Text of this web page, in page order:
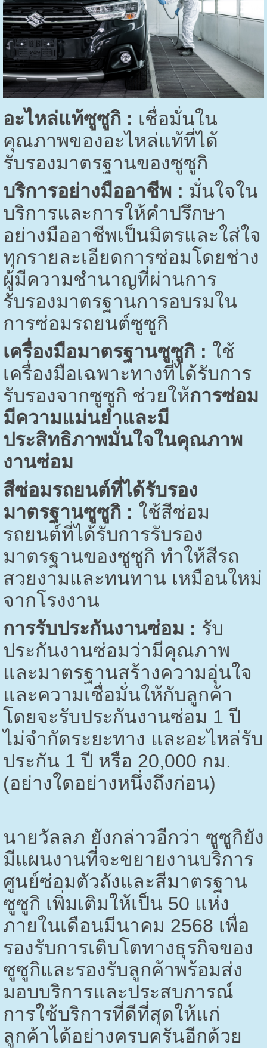
อะไหล่แท้ซูซูกิ : เชื่อมั่นใน
คุณภาพของอะไหล่แท้ที่ได้
รับรองมาตรฐานของซูซูกิ
บริการอย่างมืออาชีพ : มั่นใจใน
บริการและการให้คำปรึกษา
อย่างมืออาชีพเป็นมิตรและใส่ใจ
ทุกรายละเอียดการซ่อมโดยช่าง
ผู้มีความชำนาญที่ผ่านการ
รับรองมาตรฐานการอบรมใน
การซ่อมรถยนต์ซูซูกิ
เครื่องมือมาตรฐานซูซูกิ : ใช้
เครื่องมือเฉพาะทางที่ได้รับการ
รับรองจากซูซูกิ ช่วยให้การซ่อม
มีความแม่นยำและมี
ประสิทธิภาพมั่นใจในคุณภาพ
งานซ่อม
สีซ่อมรถยนต์ที่ได้รับรอง
มาตรฐานซูซูกิ : ใช้สีซ่อม
รถยนต์ที่ได้รับการรับรอง
มาตรฐานของซูซูกิ ทำให้สีรถ
สวยงามและทนทาน เหมือนใหม่
จากโรงงาน
การรับประกันงานซ่อม : รับ
ประกันงานซ่อมว่ามีคุณภาพ
และมาตรฐานสร้างความอุ่นใจ
และความเชื่อมั่นให้กับลูกค้า
โดยจะรับประกันงานซ่อม 1 ปี
ไม่จำกัดระยะทาง และอะไหล่รับ
ประกัน 1 ปี หรือ 20,000 กม.
(อย่างใดอย่างหนึ่งถึงก่อน)
นายวัลลภ ยังกล่าวอีกว่า ซูซูกิยัง
มีแผนงานที่จะขยายงานบริการ
ศูนย์ซ่อมตัวถังและสีมาตรฐาน
ซูซูกิ เพิ่มเติมให้เป็น 50 แห่ง
ภายในเดือนมีนาคม 2568 เพื่อ
รองรับการเติบโตทางธุรกิจของ
ซูซูกิและรองรับลูกค้าพร้อมส่ง
มอบบริการและประสบการณ์
การใช้บริการที่ดีที่สุดให้แก่
ลูกค้าได้อย่างครบครันอีกด้วย